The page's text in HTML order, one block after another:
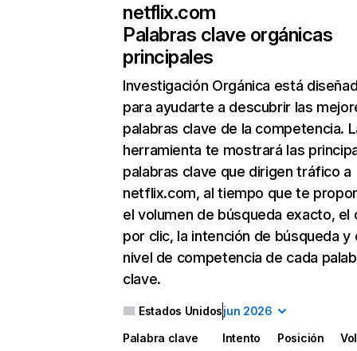
netflix.com
Palabras clave orgánicas
principales
Investigación Orgánica está
para ayudarte a descubrir las
palabras clave de la competencia.
herramienta te mostrará las
palabras clave que dirigen tráfico a
netflix.com, al tiempo que te
el volumen de búsqueda exacto, el
por clic, la intención de búsqueda y
nivel de competencia de cada
clave.
Estados Unidosjun 2026
Palabra clave Intento Posición